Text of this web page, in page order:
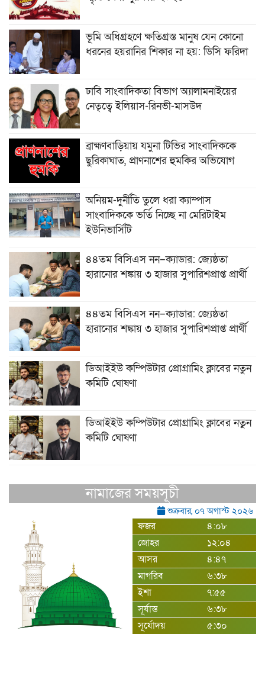
ভূমি অধিগ্রহণে ক্ষতিগ্রস্ত মানুষ যেন কোনো
ধরনের হয়রানির শিকার না হয়: ডিসি ফরিদা
ঢাবি সাংবাদিকতা বিভাগ অ্যালামনাইয়ের
নেতৃত্বে ইলিয়াস-রিনভী-মাসউদ
ব্রাহ্মণবাড়িয়ায় যমুনা টিভির সাংবাদিককে
ছুরিকাঘাত, প্রাণনাশের হুমকির অভিযোগ
অনিয়ম-দুর্নীতি তুলে ধরা ক্যাম্পাস
সাংবাদিককে ভর্তি নিচ্ছে না মেরিটাইম
ইউনিভার্সিটি
৪৪তম বিসিএস নন–ক্যাডার: জ্যেষ্ঠতা
হারানোর শঙ্কায় ৩ হাজার সুপারিশপ্রাপ্ত প্রার্থী
৪৪তম বিসিএস নন–ক্যাডার: জ্যেষ্ঠতা
হারানোর শঙ্কায় ৩ হাজার সুপারিশপ্রাপ্ত প্রার্থী
ডিআইইউ কম্পিউটার প্রোগ্রামিং ক্লাবের নতুন
কমিটি ঘোষণা
ডিআইইউ কম্পিউটার প্রোগ্রামিং ক্লাবের নতুন
কমিটি ঘোষণা
নামাজের সময়সূচী
শুক্রবার, ০৭ অগাস্ট ২০২৬
ফজর
৪:০৮
জোহর
১২:০৪
আসর
৪:৪৭
মাগরিব
৬:৩৮
ইশা
৭:৫৫
সূর্যাস্ত
৬:৩৮
সূর্যোদয়
৫:৩০